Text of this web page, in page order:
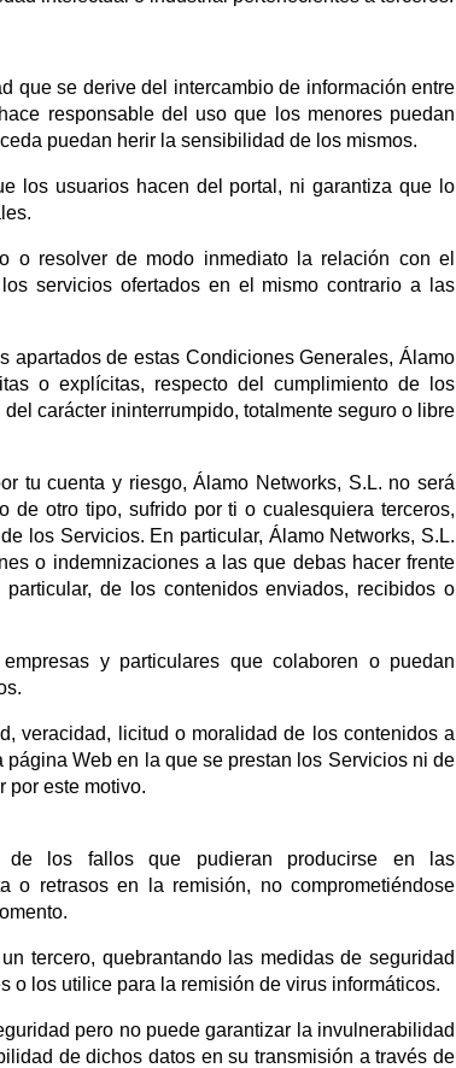
que se derive del intercambio de información entre
responsable del uso que los menores puedan
puedan herir la sensibilidad de los mismos.
los usuarios hacen del portal, ni garantiza que lo
o resolver de modo inmediato la relación con el
servicios ofertados en el mismo contrario a las
apartados de estas Condiciones Generales, Álamo
o explícitas, respecto del cumplimiento de los
carácter ininterrumpido, totalmente seguro o libre
tu cuenta y riesgo, Álamo Networks, S.L. no será
de otro tipo, sufrido por ti o cualesquiera terceros,
los Servicios. En particular, Álamo Networks, S.L.
o indemnizaciones a las que debas hacer frente
de los contenidos enviados, recibidos o
y particulares que colaboren o puedan
veracidad, licitud o moralidad de los contenidos a
Web en la que se prestan los Servicios ni de
por este motivo.
de los fallos que pudieran producirse en las
o retrasos en la remisión, no comprometiéndose
tercero, quebrantando las medidas de seguridad
o los utilice para la remisión de virus informáticos.
pero no puede garantizar la invulnerabilidad
de dichos datos en su transmisión a través de